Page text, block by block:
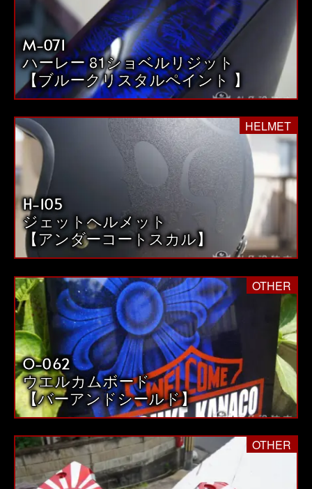
M-071
ハーレー 81ショベルリジット
【ブルークリスタルペイント 】
HELMET
H-105
ジェットヘルメット
【アンダーコートスカル】
OTHER
O-062
ウエルカムボード
【バーアンドシールド】
OTHER